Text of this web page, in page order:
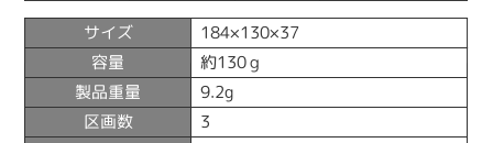
サイズ 184×130×37
容量 約130ｇ
製品重量 9.2g
区画数 3